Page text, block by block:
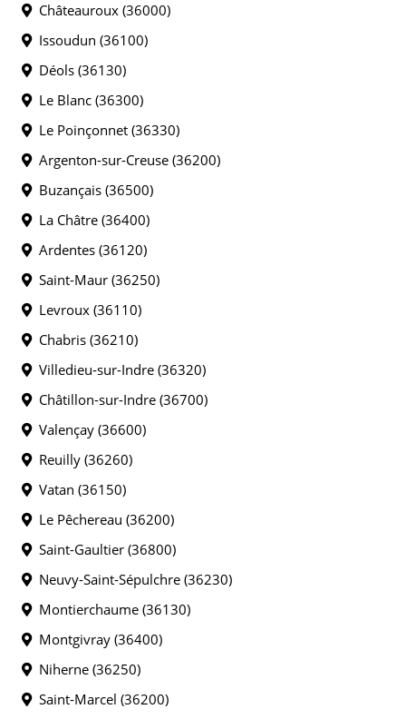
Châteauroux (36000)
Issoudun (36100)
Déols (36130)
Le Blanc (36300)
Le Poinçonnet (36330)
Argenton-sur-Creuse (36200)
Buzançais (36500)
La Châtre (36400)
Ardentes (36120)
Saint-Maur (36250)
Levroux (36110)
Chabris (36210)
Villedieu-sur-Indre (36320)
Châtillon-sur-Indre (36700)
Valençay (36600)
Reuilly (36260)
Vatan (36150)
Le Pêchereau (36200)
Saint-Gaultier (36800)
Neuvy-Saint-Sépulchre (36230)
Montierchaume (36130)
Montgivray (36400)
Niherne (36250)
Saint-Marcel (36200)